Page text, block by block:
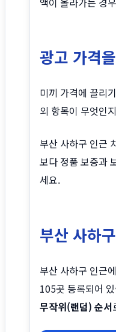
광고 가격
미끼 가격에 끌리
외 항목이 무엇인
부산 사하구 인근
보다 정품 보증과
세요.
부산 사하
부산 사하구 인근
105곳 등록되어
무작위(랜덤) 순서